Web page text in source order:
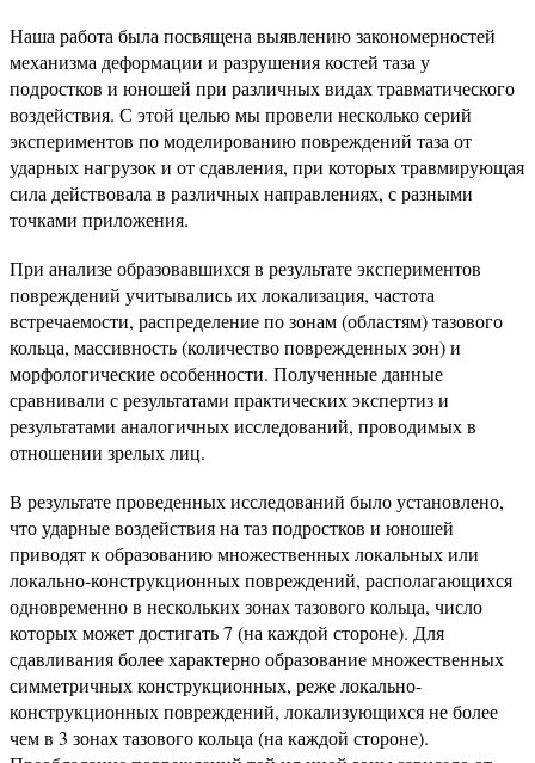
Наша работа была посвящена выявлению закономерностей
механизма деформации и разрушения костей таза у
подростков и юношей при различных видах травматического
воздействия. С этой целью мы провели несколько серий
экспериментов по моделированию повреждений таза от
ударных нагрузок и от сдавления, при которых травмирующая
сила действовала в различных направлениях, с разными
точками приложения.
При анализе образовавшихся в результате экспериментов
повреждений учитывались их локализация, частота
встречаемости, распределение по зонам (областям) тазового
кольца, массивность (количество поврежденных зон) и
морфологические особенности. Полученные данные
сравнивали с результатами практических экспертиз и
результатами аналогичных исследований, проводимых в
отношении зрелых лиц.
В результате проведенных исследований было установлено,
что ударные воздействия на таз подростков и юношей
приводят к образованию множественных локальных или
локально-конструкционных повреждений, располагающихся
одновременно в нескольких зонах тазового кольца, число
которых может достигать 7 (на каждой стороне). Для
сдавливания более характерно образование множественных
симметричных конструкционных, реже локально-
конструкционных повреждений, локализующихся не более
чем в 3 зонах тазового кольца (на каждой стороне).